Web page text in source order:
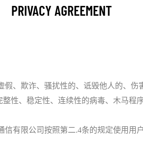
PRIVACY AGREEMENT
欺诈、骚扰性的、诋毁他人的、伤
性、稳定性、连续性的病毒、木马程
限公司按照第二.4条的规定使用用